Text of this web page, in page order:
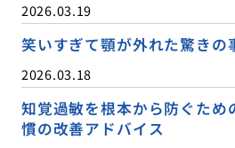
2026.03.19
笑いすぎて顎が外れた驚きの
2026.03.18
知覚過敏を根本から防ぐため
慣の改善アドバイス